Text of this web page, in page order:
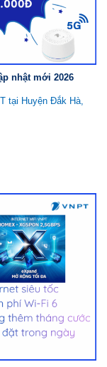
nhật mới 2026
tại Huyện Đắk Hà,